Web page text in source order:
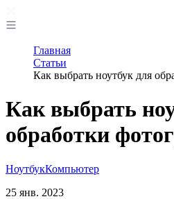
Главная
Статьи
Как выбрать ноутбук для
Как выбрать
обработки
НоутбукКомпьютер
25 янв. 2023